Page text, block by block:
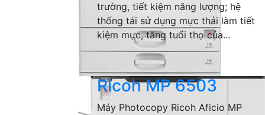
trường, tiết kiệm năng lượng; hệ
thống tái sử dụng mực thải làm tiết
kiệm mực, tăng tuổi thọ của...
Ricoh MP 6503
Máy Photocopy Ricoh Aficio MP